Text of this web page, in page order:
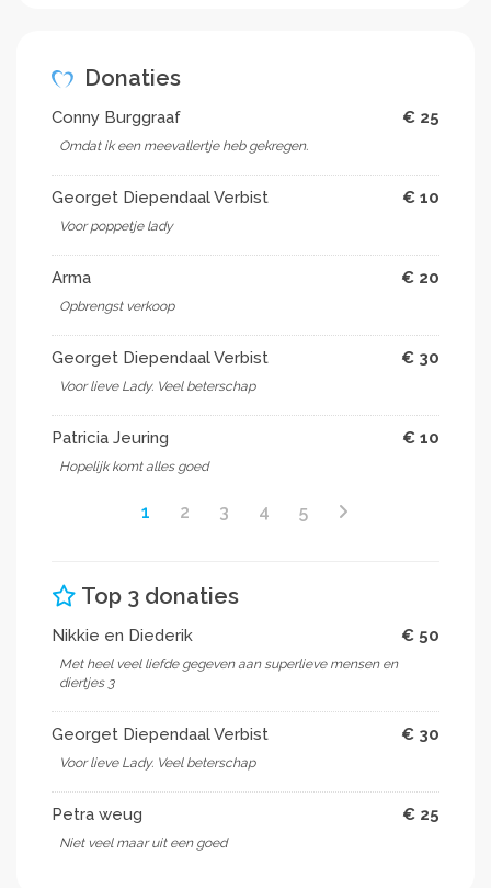
Donaties
Conny Burggraaf € 25
Omdat ik een meevallertje heb gekregen.
Georget Diependaal Verbist € 10
Voor poppetje lady
Arma € 20
Opbrengst verkoop
Georget Diependaal Verbist € 30
Voor lieve Lady. Veel beterschap
Patricia Jeuring € 10
Hopelijk komt alles goed
1 2 3 4 5
Top 3 donaties
Nikkie en Diederik € 50
Met heel veel liefde gegeven aan superlieve mensen en
diertjes 3
Georget Diependaal Verbist € 30
Voor lieve Lady. Veel beterschap
Petra weug € 25
Niet veel maar uit een goed ️